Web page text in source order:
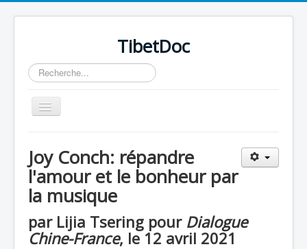
TibetDoc
Rechercher
Basculer
la
Joy Conch: répandre
l'amour et le bonheur par
la musique
par Lijia Tsering pour Dialogue
Chine-France, le 12 avril 2021